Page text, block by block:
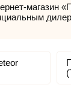
магазин